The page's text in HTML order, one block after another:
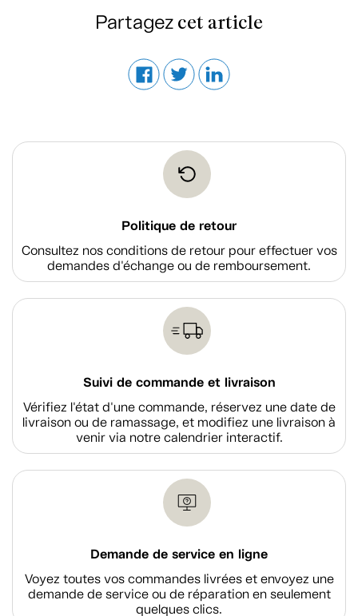
Partagez cet article
Politique de retour
Consultez nos conditions de retour pour effectuer vos
demandes d'échange ou de remboursement.
Suivi de commande et livraison
Vérifiez l'état d'une commande, réservez une date de
livraison ou de ramassage, et modifiez une livraison à
venir via notre calendrier interactif.
Demande de service en ligne
Voyez toutes vos commandes livrées et envoyez une
demande de service ou de réparation en seulement
quelques clics.